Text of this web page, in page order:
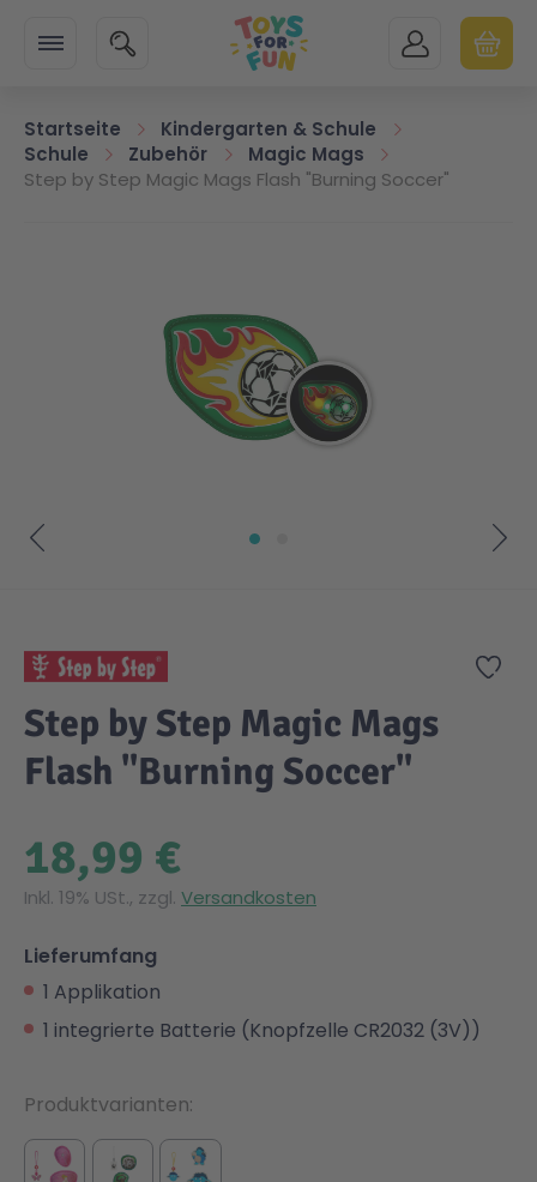
SUCHE MEIN KONTO
Startseite
Kindergarten & Schule
Schule
Zubehör
Magic Mags
Step by Step Magic Mags Flash "Burning Soccer"
Zur
Step by Step Magic Mags
Flash "Burning Soccer"
18,99 €
Inkl. 19% USt., zzgl. Versandkosten
Lieferumfang
1 Applikation
1 integrierte Batterie (Knopfzelle CR2032 (3V))
Produktvarianten